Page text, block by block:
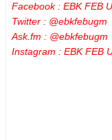
Facebook : EBK FEB
Twitter : @ebkfebugm
Ask.fm : @ebkfebugm
Instagram : EBK FEB